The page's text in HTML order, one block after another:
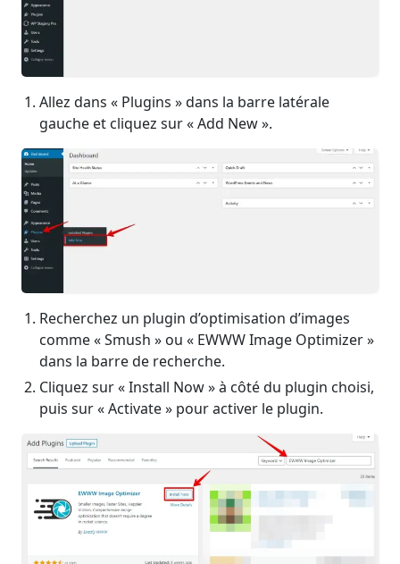
Allez dans « Plugins » dans la barre latérale
gauche et cliquez sur « Add New ».
Recherchez un plugin d’optimisation d’images
comme « Smush » ou « EWWW Image Optimizer »
dans la barre de recherche.
Cliquez sur « Install Now » à côté du plugin choisi,
puis sur « Activate » pour activer le plugin.